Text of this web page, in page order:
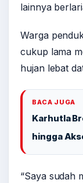
lainnya
Warga
cukup lama
hujan lebat
BACA JUGA
Karhutla
hingga
“Saya sudah